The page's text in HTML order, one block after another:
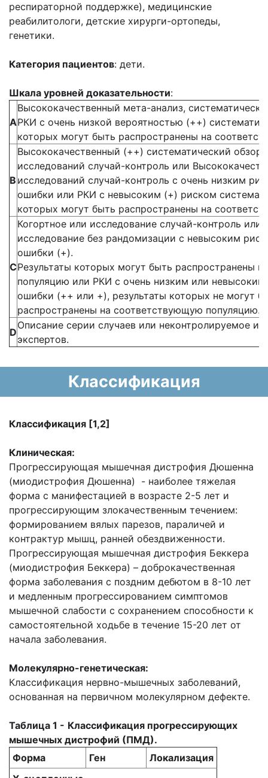
респираторной поддержке), медицинские
реабилитологи, детские хирурги-ортопеды,
генетики.
Категория пациентов: дети.
Шкала уровней доказательности:
А
Высококачественный мета-анализ,
РКИ с очень низкой вероятностью (++)
которых могут быть распространены на
В
Высококачественный (++) систематический обзор
исследований случай-контроль или
исследований случай-контроль с очень низким
ошибки или РКИ с невысоким (+) риском
которых могут быть распространены на
С
Когортное или исследование случай-контроль или
исследование без рандомизации с невысоким
ошибки (+).
Результаты которых могут быть распространены
популяцию или РКИ с очень низким или
ошибки (++ или +), результаты которых не могут
распространены на соответствующую популяцию.
D
Описание серии случаев или неконтролируемое
экспертов.
Классификация
Классификация [1,2]
Клиническая:
Прогрессирующая мышечная дистрофия Дюшенна
(миодистрофия Дюшенна) - наиболее тяжелая
форма с манифестацией в возрасте 2-5 лет и
прогрессирующим злокачественным течением:
формированием вялых парезов, параличей и
контрактур мышц, ранней обездвиженности.
Прогрессирующая мышечная дистрофия Беккера
(миодистрофия Беккера) – доброкачественная
форма заболевания с поздним дебютом в 8-10 лет
и медленным прогрессированием симптомов
мышечной слабости с сохранением способности к
самостоятельной ходьбе в течение 15-20 лет от
начала заболевания.
Молекулярно-генетическая:
Классификация нервно-мышечных заболеваний,
основанная на первичном молекулярном дефекте.
Таблица 1 - Классификация прогрессирующих
мышечных дистрофий (ПМД).
Форма
Ген
Локализация